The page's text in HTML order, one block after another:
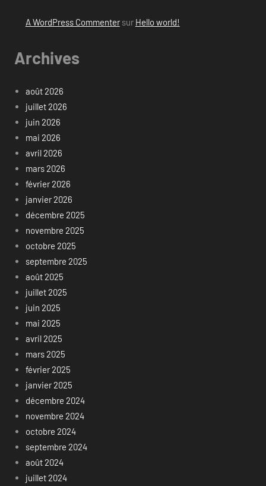
A WordPress Commentersur Hello world!
Archives
août 2026
juillet 2026
juin 2026
mai 2026
avril 2026
mars 2026
février 2026
janvier 2026
décembre 2025
novembre 2025
octobre 2025
septembre 2025
août 2025
juillet 2025
juin 2025
mai 2025
avril 2025
mars 2025
février 2025
janvier 2025
décembre 2024
novembre 2024
octobre 2024
septembre 2024
août 2024
juillet 2024